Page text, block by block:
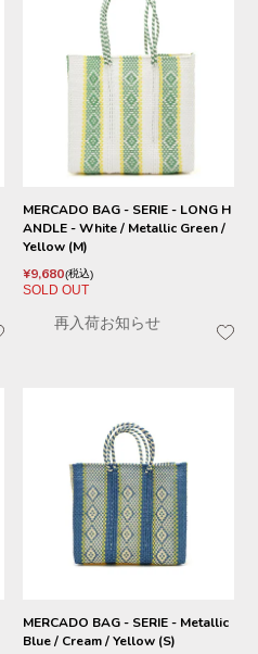
MERCADO BAG - SERIE - LONG H
ANDLE - White / Metallic Green /
Yellow (M)
¥9,680 税込
SOLD OUT
再入荷お知らせ
MERCADO BAG - SERIE - Metallic
Blue / Cream / Yellow (S)